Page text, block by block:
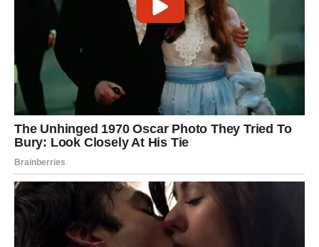
RIBE — Karmičko čudo za dušu
koja je previše osećala
Ribe su znak koji nosi emocije sveta. One razumeju bol
drugih, pomažu bez pitanja i veruju čak i kada su
povređene.
Njihova empatija ih je često iscrpljivala. Njihova dobrota
ih je često dovodila do razočaranja.
Ali sada dolazi nešto što se može opisati samo jednom